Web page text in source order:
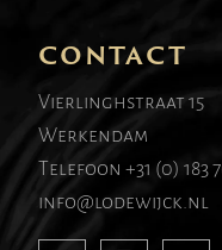
CONTACT
Vierlinghstraat 15
Werkendam
Telefoon +31 (0) 183
info@lodewijck.nl